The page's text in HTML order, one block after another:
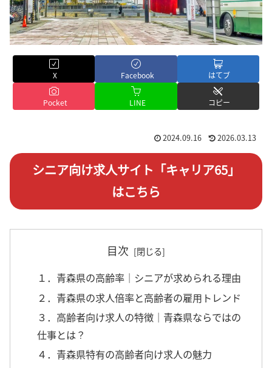
X Facebook はてブ
Pocket LINE コピー
2024.09.16 2026.03.13
シニア向け求人サイト「キャリア65」
はこちら
目次
１．青森県の高齢率｜シニアが求められる理由
２．青森県の求人倍率と高齢者の雇用トレンド
３．高齢者向け求人の特徴｜青森県ならではの
仕事とは？
４．青森県特有の高齢者向け求人の魅力